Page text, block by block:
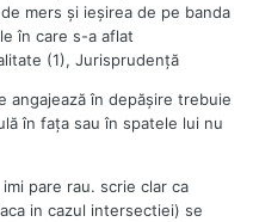
mers și ieșirea de pe banda
în care s-a aflat
(1), Jurisprudență
angajează în depășire trebuie
în fața sau în spatele lui nu
pare rau. scrie clar ca
in cazul intersectiei) se